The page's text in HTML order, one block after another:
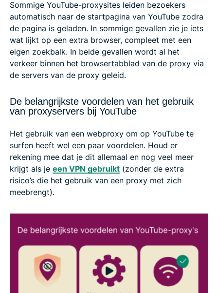
Sommige YouTube-proxysites leiden bezoekers
automatisch naar de startpagina van YouTube zodra
de pagina is geladen. In sommige gevallen zie je iets
wat lijkt op een extra browser, compleet met een
eigen zoekbalk. In beide gevallen wordt al het
verkeer binnen het browsertabblad van de proxy via
de servers van de proxy geleid.
De belangrijkste voordelen van het gebruik
van proxyservers bij YouTube
Het gebruik van een webproxy om op YouTube te
surfen heeft wel een paar voordelen. Houd er
rekening mee dat je dit allemaal en nog veel meer
krijgt als je een VPN gebruikt (zonder de extra
risico’s die het gebruik van een proxy met zich
meebrengt).